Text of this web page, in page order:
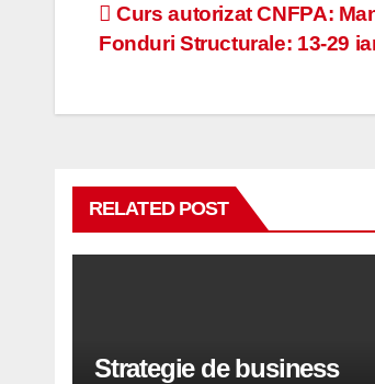
Navigare
articole
Curs autorizat CNFPA:
Fonduri Structurale: 13-29
RELATED POST
Strategie de business